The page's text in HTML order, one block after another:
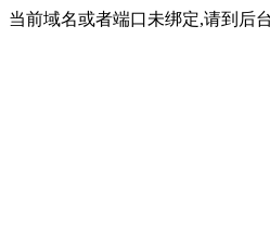
当前域名或者端口未绑定,请到后